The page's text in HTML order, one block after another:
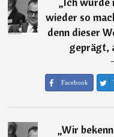
wieder so
denn dieser
geprägt,
Facebook
„Wir